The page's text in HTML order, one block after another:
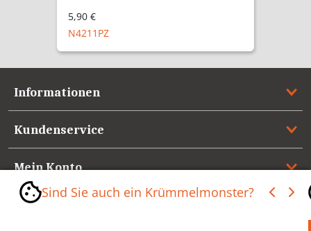
5,90 €
N4211PZ
Informationen
Kundenservice
Mein Konto
Referenzen
Sind Sie auch ein Krümmelmonster?